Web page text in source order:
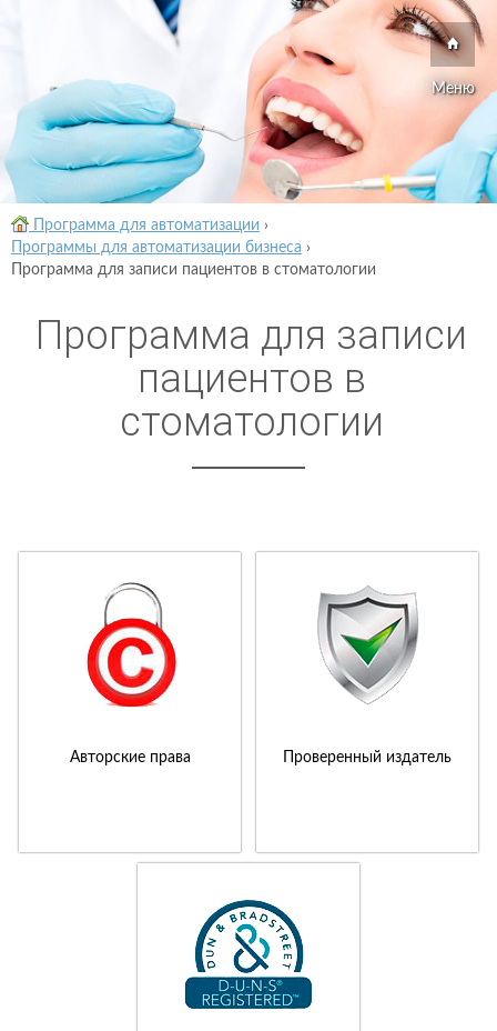
Меню
Программа для автоматизации ›
Программы для автоматизации бизнеса ›
Программа для записи пациентов в стоматологии
Программа для записи
пациентов в
стоматологии
Авторские права Проверенный издатель